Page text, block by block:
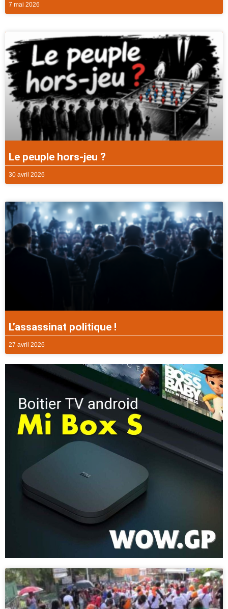
7 mai 2026
Le peuple hors-jeu ?
30 avril 2026
L’assassinat politique !
27 avril 2026